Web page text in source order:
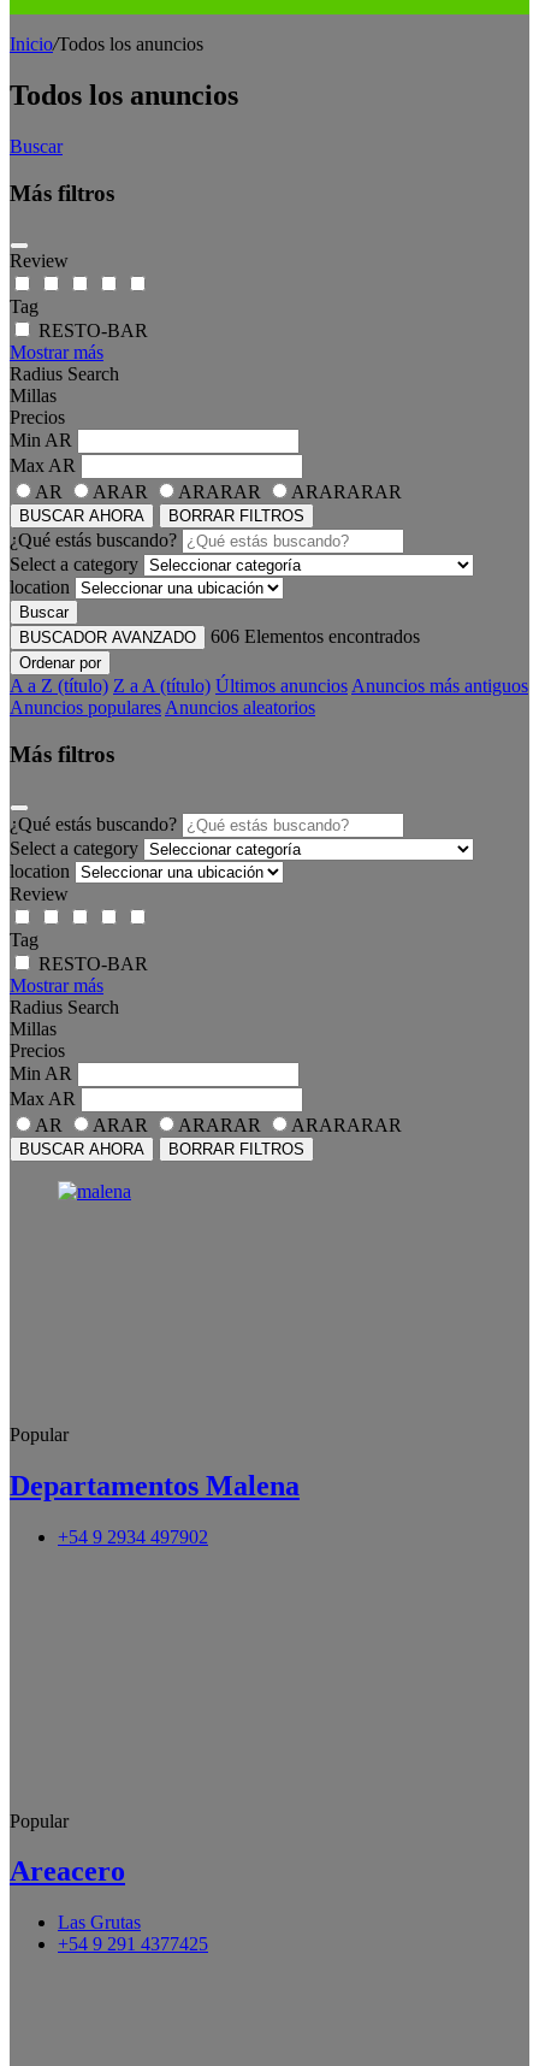
Inicio/Todos los anuncios
Todos los anuncios
Buscar
Más filtros
Review
Tag
RESTO-BAR
Mostrar más
Radius Search
Millas
Precios
Min AR
Max AR
AR
ARAR ARARAR ARARARAR
BUSCAR AHORA BORRAR FILTROS
¿Qué estás buscando?
Select a category
location
Buscar
BUSCADOR AVANZADO
606 Elementos encontrados
Ordenar por
A a Z (título) Z a A (título) Últimos anuncios Anuncios más antiguos
Anuncios populares Anuncios aleatorios
Más filtros
¿Qué estás buscando?
Select a category
location
Review
Tag
RESTO-BAR
Mostrar más
Radius Search
Millas
Precios
Min AR
Max AR
AR
ARAR ARARAR ARARARAR
BUSCAR AHORA BORRAR FILTROS
Popular
Departamentos Malena
+54 9 2934 497902
Popular
Areacero
Las Grutas
+54 9 291 4377425